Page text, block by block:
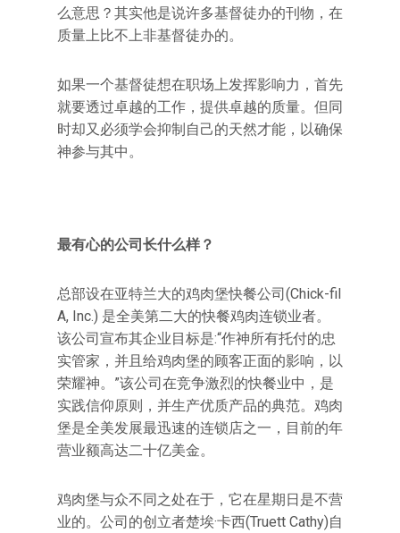
么意思？其实他是说许多基督徒办的刊物，在
质量上比不上非基督徒办的。
如果一个基督徒想在职场上发挥影响力，首先
就要透过卓越的工作，提供卓越的质量。但同
时却又必须学会抑制自己的天然才能，以确保
神参与其中。
最有心的公司长什么样？
总部设在亚特兰大的鸡肉堡快餐公司(Chick-fil
A, Inc.) 是全美第二大的快餐鸡肉连锁业者。
该公司宣布其企业目标是:“作神所有托付的忠
实管家，并且给鸡肉堡的顾客正面的影响，以
荣耀神。”该公司在竞争激烈的快餐业中，是
实践信仰原则，并生产优质产品的典范。鸡肉
堡是全美发展最迅速的连锁店之一，目前的年
营业额高达二十亿美金。
鸡肉堡与众不同之处在于，它在星期日是不营
业的。公司的创立者楚埃·卡西(Truett Cathy)自